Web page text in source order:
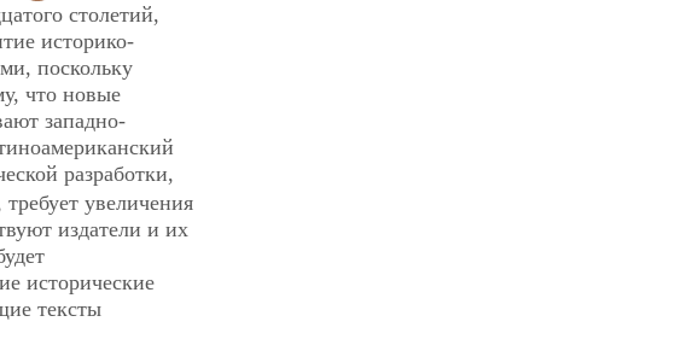
столетий,
историко-
поскольку
что новые
западно-
разработки,
увеличения
издатели и их
исторические
тексты